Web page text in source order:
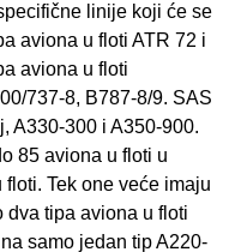
linije koji će se
aviona u floti ATR 72 i
aviona u floti
737-8, B787-8/9. SAS
A330-300 i A350-900.
85 aviona u floti u
Tek one veće imaju
dva tipa aviona u floti
samo jedan tip A220-